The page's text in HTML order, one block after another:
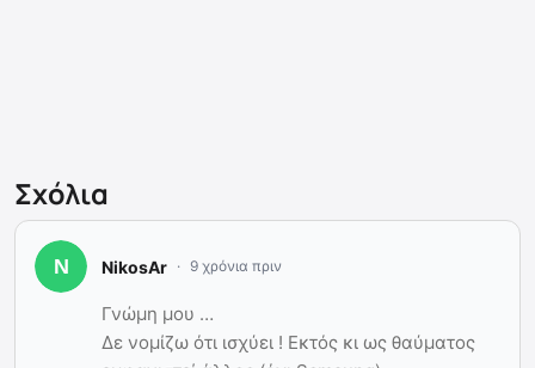
Σχόλια
NikosAr 9 χρόνια πριν
Γνώμη μου …
Δε νομίζω ότι ισχύει ! Εκτός κι ως θαύματος